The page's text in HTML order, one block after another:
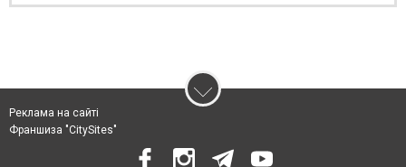
Реклама на сайті
Франшиза "CitySites"